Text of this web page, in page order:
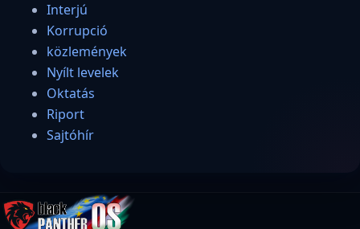
Interjú
Korrupció
közlemények
Nyílt levelek
Oktatás
Riport
Sajtóhír